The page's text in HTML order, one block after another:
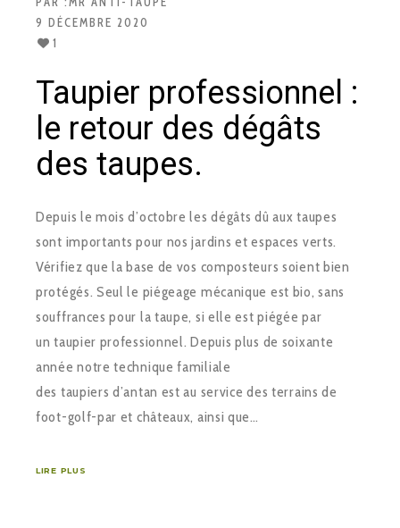
9 DÉCEMBRE 2020
1
Taupier professionnel :
le retour des dégâts
des taupes.
Depuis le mois d’octobre les dégâts dû aux taupes
sont importants pour nos jardins et espaces verts.
Vérifiez que la base de vos composteurs soient bien
protégés. Seul le piégeage mécanique est bio, sans
souffrances pour la taupe, si elle est piégée par
un taupier professionnel. Depuis plus de soixante
année notre technique familiale
des taupiers d’antan est au service des terrains de
foot-golf-par et châteaux, ainsi que…
LIRE PLUS